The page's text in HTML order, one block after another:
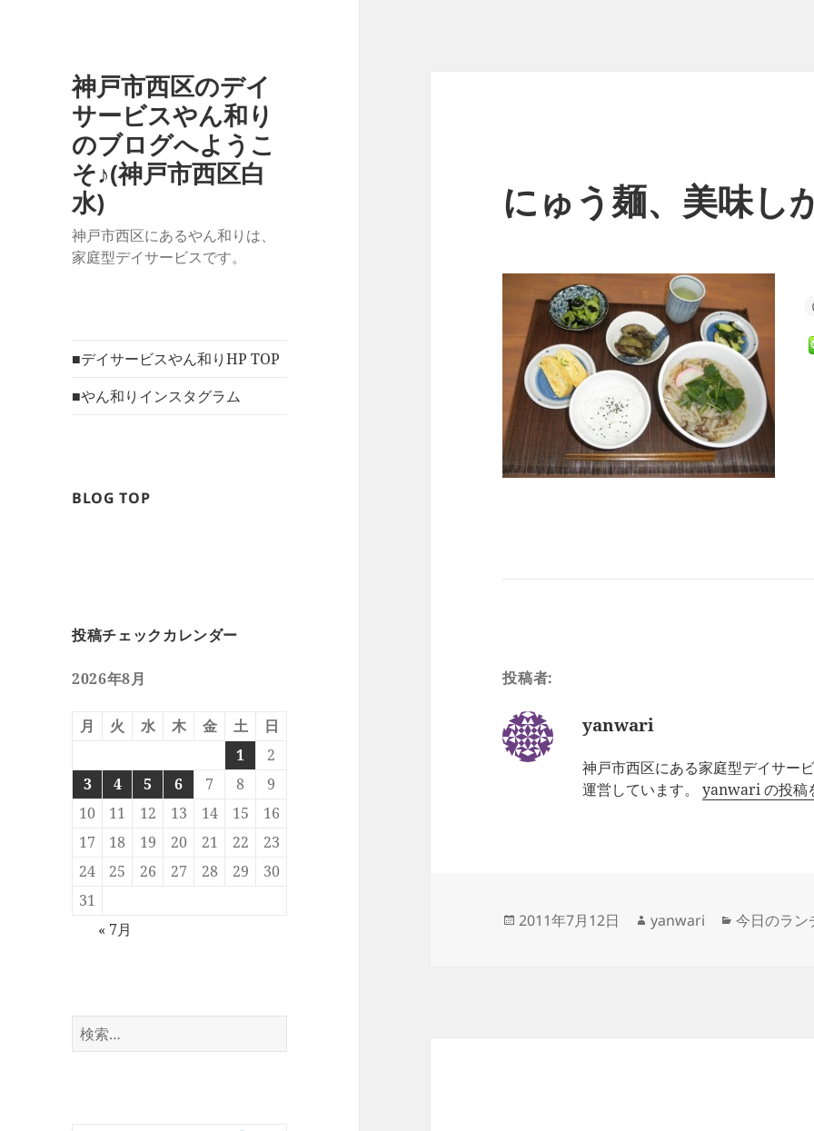
神戸市西区のデイ
サービスやん和り
のブログへようこ
そ♪(神戸市西区白
水)
神戸市西区にあるやん和りは、
家庭型デイサービスです。
■デイサービスやん和りHP TOP
■やん和りインスタグラム
BLOG TOP
投稿チェックカレンダー
2026年8月
月 火 水 木 金 土
日
1
2
3
4 5 6 7 8
9
10
11 12 13 14 15
16
17
18 19 20 21 22
23
24
25 26 27 28 29
30
31
« 7月
検
索:
にゅう麺、美味し
投稿者:
yanwari
神戸市西区にある家庭型デイサー
運営しています。yanwari の投稿
投
2011年7月12日
作
yanwari
カ
今日のラン